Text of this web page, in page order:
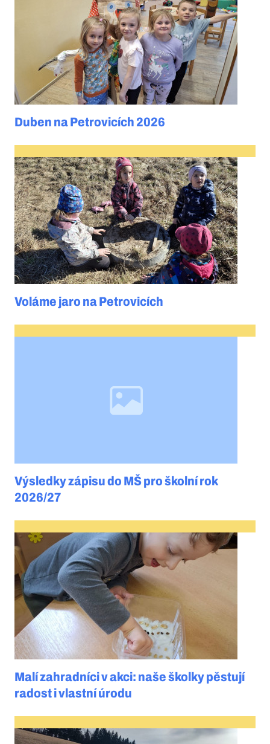
Duben na Petrovicích 2026
Voláme jaro na Petrovicích
Výsledky zápisu do MŠ pro školní rok
2026/27
Malí zahradníci v akci: naše školky pěstují
radost i vlastní úrodu